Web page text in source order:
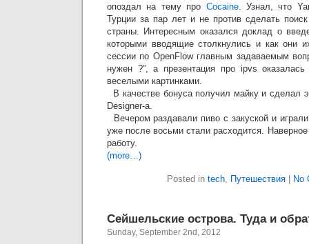
опоздал на тему про Cocaine. Узнал, что
Турции за пар лет и не против сделать
страны. Интересным оказался доклад о
которыми вводящие столкнулись и как они
сессии по OpenFlow главным задаваемым
нужен ?”, а презентация про ipvs
веселыми картинками.
В качестве бонуса получил майку и сделал
Designer-а.
Вечером раздавали пиво с закуской и
уже после восьми стали расходится.
работу.
(more…)
Posted in tech, Путешествия| No
Сейшельские острова. Туда и
Sunday, September 2nd, 2012